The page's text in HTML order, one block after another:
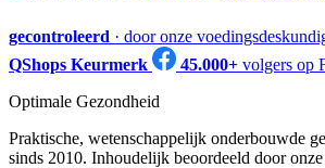
gecontroleerd · door onze
QShops Keurmerk
45.000+ volgers op
Optimale Gezondheid
Praktische, wetenschappelijk onderbouwde
sinds 2010. Inhoudelijk beoordeeld door